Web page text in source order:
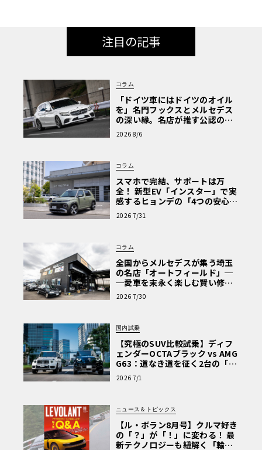
注目の記事
コラム
「ドイツ車にはドイツのオイル
を」名門フックスとメルセデス
の深い縁。名店が推す公認の安
心と、Cクラスで味わうシルキー
な走り〈PR〉
2026 8/6
コラム
スマホで完結、サポートは万
全！ 新型EV「インスター」で実
感するヒョンデの「4つの安心」
【第1回・ヒョンデ6つの疑問：
Why? Hyundai?】〈PR〉
2026 7/31
コラム
全国からメルセデスが集う埼玉
の名店「オートフィールド」─
─愛車を末永く楽しむ賢い修理
術と、プロがフックス製オイル
を選ぶ理由〈PR〉
2026 7/30
国内試乗
【究極のSUV比較試乗】ディフ
ェンダーOCTAブラック vs AMG
G63：道なき道を征く2台の「対
極的アプローチ」
2026 7/1
ニュース＆トピックス
【ル・ボラン8月号】クルマ好き
の「？」が「！」に変わる！ 最
新テクノロジーも紐解く「輸入